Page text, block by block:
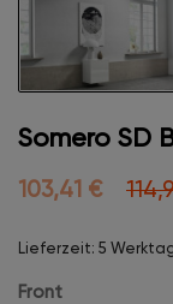
Somero SD
103,41 €
Lieferzeit: 5
Front